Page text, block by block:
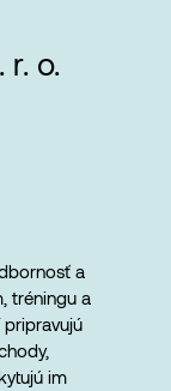
r. o.
a
tréningu a
im